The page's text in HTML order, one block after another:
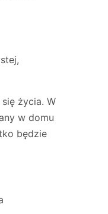
życia. W
w domu
będzie